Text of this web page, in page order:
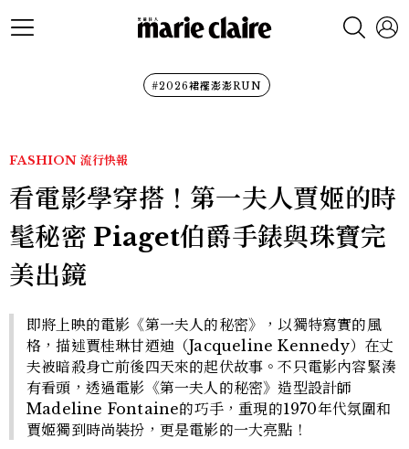
#2026裙襬澎澎RUN
FASHION 流行快報
看電影學穿搭！第一夫人賈姬的時
髦秘密 Piaget伯爵手錶與珠寶完
美出鏡
即將上映的電影《第一夫人的秘密》，以獨特寫實的風
格，描述賈桂琳甘迺迪（Jacqueline Kennedy）在丈
夫被暗殺身亡前後四天來的起伏故事。不只電影內容緊湊
有看頭，透過電影《第一夫人的秘密》造型設計師
Madeline Fontaine的巧手，重現的1970年代氛圍和
賈姬獨到時尚裝扮，更是電影的一大亮點！